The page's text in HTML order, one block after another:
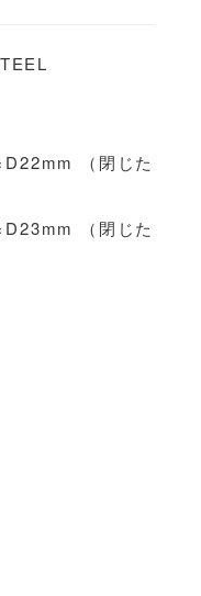
（閉じた
（閉じた